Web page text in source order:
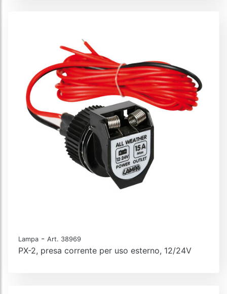
Lampa - Art. 38969
PX-2, presa corrente per uso esterno, 12/24V